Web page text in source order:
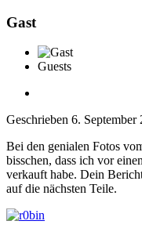
Gast
Guests
Geschrieben 6. September
Bei den genialen Fotos
bisschen, dass ich vor
verkauft habe. Dein
auf die nächsten Teile.